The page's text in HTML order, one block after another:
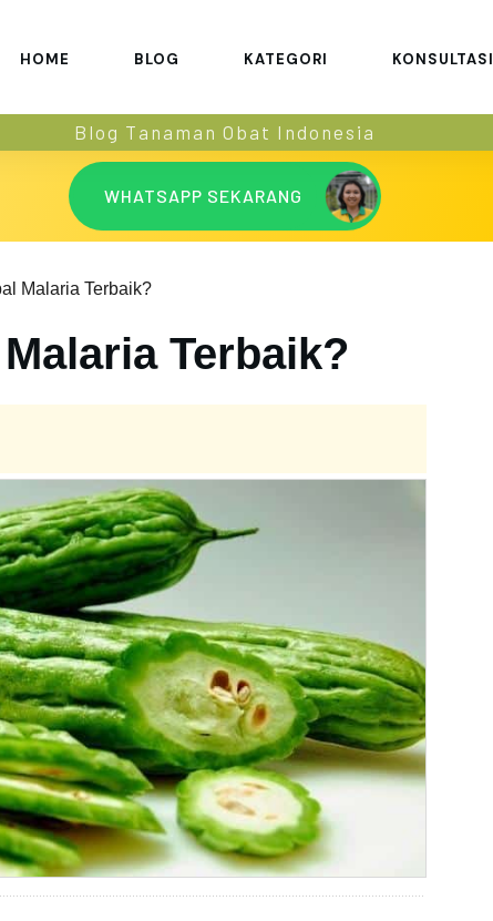
HOME BLOG KATEGORI KONSULTASI
Blog Tanaman Obat Indonesia
WHATSAPP SEKARANG
Malaria Terbaik?
Terbaik?